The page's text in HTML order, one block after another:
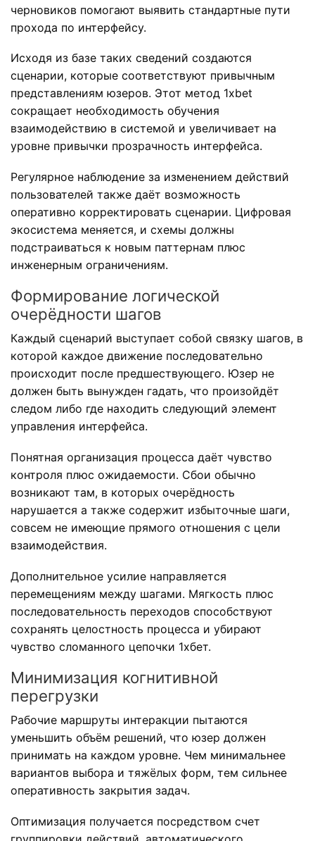
черновиков помогают выявить стандартные пути
прохода по интерфейсу.
Исходя из базе таких сведений создаются
сценарии, которые соответствуют привычным
представлениям юзеров. Этот метод 1xbet
сокращает необходимость обучения
взаимодействию в системой и увеличивает на
уровне привычки прозрачность интерфейса.
Регулярное наблюдение за изменением действий
пользователей также даёт возможность
оперативно корректировать сценарии. Цифровая
экосистема меняется, и схемы должны
подстраиваться к новым паттернам плюс
инженерным ограничениям.
Формирование логической
очерёдности шагов
Каждый сценарий выступает собой связку шагов, в
которой каждое движение последовательно
происходит после предшествующего. Юзер не
должен быть вынужден гадать, что произойдёт
следом либо где находить следующий элемент
управления интерфейса.
Понятная организация процесса даёт чувство
контроля плюс ожидаемости. Сбои обычно
возникают там, в которых очерёдность
нарушается а также содержит избыточные шаги,
совсем не имеющие прямого отношения с цели
взаимодействия.
Дополнительное усилие направляется
перемещениям между шагами. Мягкость плюс
последовательность переходов способствуют
сохранять целостность процесса и убирают
чувство сломанного цепочки 1хбет.
Минимизация когнитивной
перегрузки
Рабочие маршруты интеракции пытаются
уменьшить объём решений, что юзер должен
принимать на каждом уровне. Чем минимальнее
вариантов выбора и тяжёлых форм, тем сильнее
оперативность закрытия задач.
Оптимизация получается посредством счет